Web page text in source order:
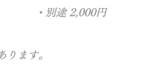
​ ・別途 2,000円
ます。